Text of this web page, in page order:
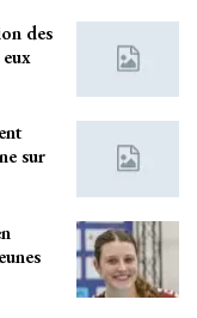
des
sur